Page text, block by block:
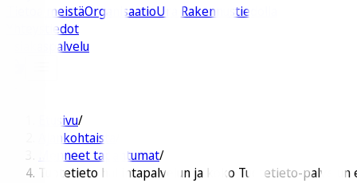
Tietoa meistäOrganisaatioUra Rakennustiedolla
Yhteystiedot
Asiakaspalvelu
Etusivu/
Ajankohtaista
Menneet tapahtumat/
Tuotetieto hallintapalvelun ja koko Tuotetieto-palvelun